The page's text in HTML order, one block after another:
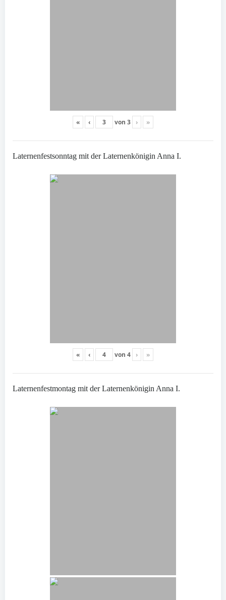
« ‹ von 3 › »
Laternenfestsonntag mit der Laternenkönigin Anna I.
« ‹ von 4 › »
Laternenfestmontag mit der Laternenkönigin Anna I.